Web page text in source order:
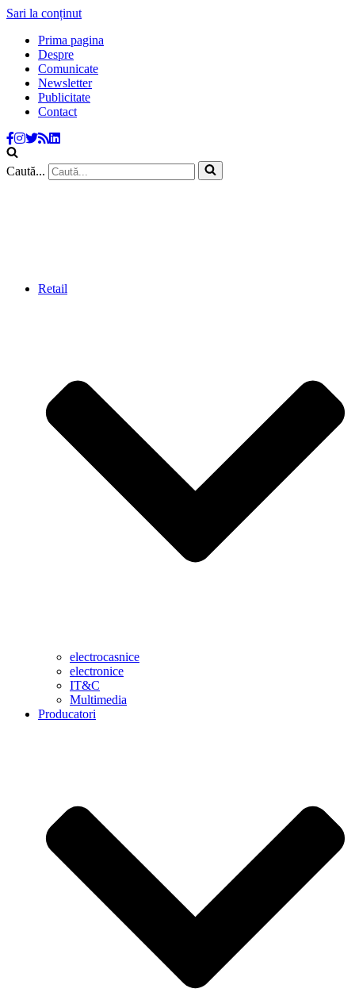
Sari la conținut
Prima pagina
Despre
Comunicate
Newsletter
Publicitate
Contact
Caută...
Retail
electrocasnice
electronice
IT&C
Multimedia
Producatori